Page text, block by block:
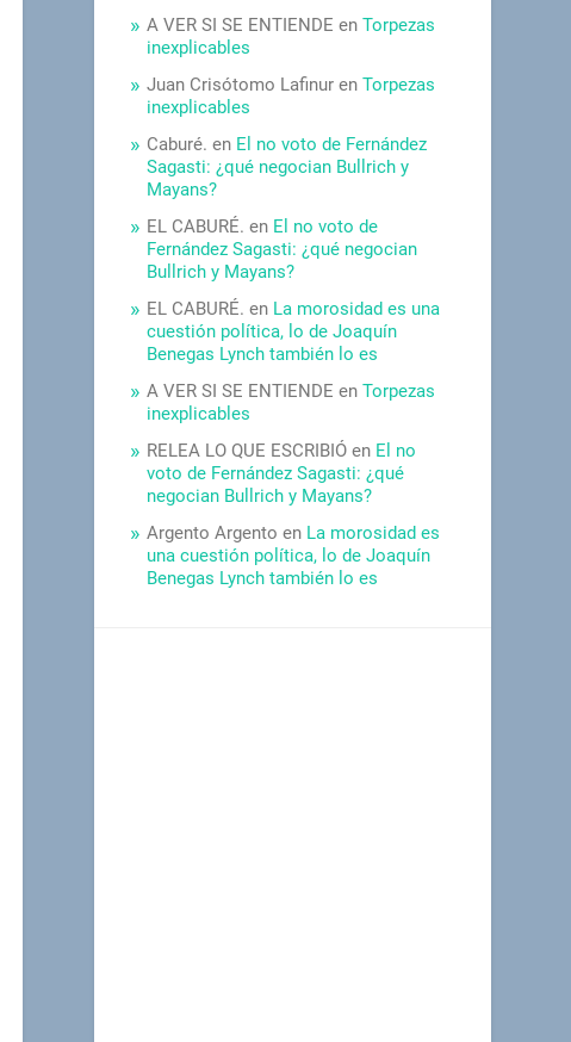
A VER SI SE ENTIENDE enTorpezas
inexplicables
Juan Crisótomo Lafinur enTorpezas
inexplicables
Caburé. en El no voto de Fernández
Sagasti: ¿qué negocian Bullrich y
Mayans?
EL CABURÉ. en El no voto de
Fernández Sagasti: ¿qué negocian
Bullrich y Mayans?
EL CABURÉ. en La morosidad es una
cuestión política, lo de Joaquín
Benegas Lynch también lo es
A VER SI SE ENTIENDE enTorpezas
inexplicables
RELEA LO QUE ESCRIBIÓ en El no
voto de Fernández Sagasti: ¿qué
negocian Bullrich y Mayans?
Argento Argento en La morosidad es
una cuestión política, lo de Joaquín
Benegas Lynch también lo es